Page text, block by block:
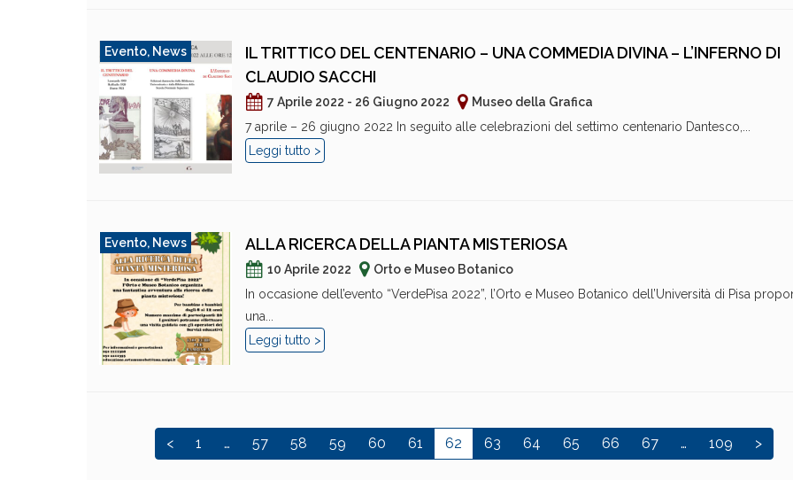
Evento, News
IL TRITTICO DEL CENTENARIO – UNA COMMEDIA DIVINA – L’INFERNO DI
CLAUDIO SACCHI
7 Aprile 2022 - 26 Giugno 2022
Museo della Grafica
7 aprile – 26 giugno 2022 In seguito alle celebrazioni del settimo centenario Dantesco,...
Leggi tutto >
Evento, News ALLA RICERCA DELLA PIANTA MISTERIOSA
10 Aprile 2022
Orto e Museo Botanico
In occasione dell’evento “VerdePisa 2022”, l’Orto e Museo Botanico dell’Università di Pisa
una...
Leggi tutto >
< 1 … 57 58 59 60 61 62 63 64 65 66 67 … 109 >